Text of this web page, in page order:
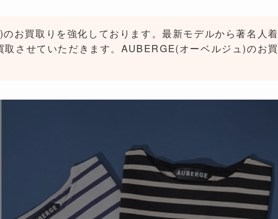
お買取りを強化しております。最新モデルから著名人着
させていただきます。AUBERGE(オーベルジュ)のお買